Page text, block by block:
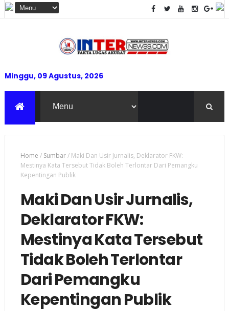
Minggu, 09 Agustus, 2026
Home / Sumbar/ Maki Dan Usir Jurnalis, Deklarator FKW:
Mestinya Kata Tersebut Tidak Boleh Terlontar Dari Pemangku
Kepentingan Publik
Maki Dan Usir Jurnalis,
Deklarator FKW:
Mestinya Kata Tersebut
Tidak Boleh Terlontar
Dari Pemangku
Kepentingan Publik